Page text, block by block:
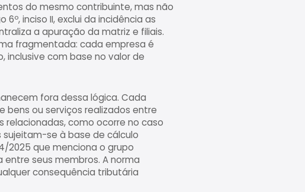
do mesmo contribuinte, mas não
inciso II, exclui da incidência as
a apuração da matriz e filiais.
fragmentada: cada empresa é
inclusive com base no valor de
fora dessa lógica. Cada
ou serviços realizados entre
como ocorre no caso
se à base de cálculo
2025 que menciona o grupo
seus membros. A norma
consequência tributária